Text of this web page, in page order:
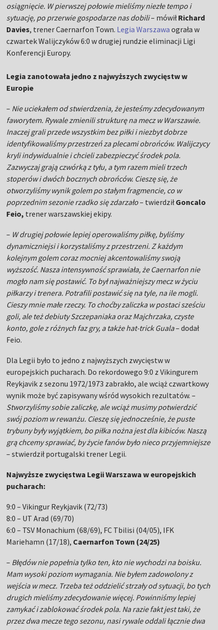
osiągnięcie. W pierwszej połowie mieliśmy niezłe tempo i
sytuację, po przerwie gospodarze nas dobili– mówiłRichard
Davies, trener Caernarfon Town. Legia Warszawa ograła w
czwartek Walijczyków 6:0 w drugiej rundzie eliminacji Ligi
Konferencji Europy.
Legia zanotowała jedno z najwyższych zwycięstw w
Europie
– Nie uciekałem od stwierdzenia, że jesteśmy zdecydowanym
faworytem. Rywale zmienili strukturę na mecz w Warszawie.
Inaczej grali przede wszystkim bez piłki i niezbyt dobrze
identyfikowaliśmy przestrzeń za plecami obrońców. Walijczycy
kryli indywidualnie i chcieli zabezpieczyć środek pola.
Zazwyczaj grają czwórką z tyłu, a tym razem mieli trzech
stoperów i dwóch bocznych obrońców. Cieszę się, że
otworzyliśmy wynik golem po stałym fragmencie, co w
poprzednim sezonie rzadko się zdarzało– twierdziłGoncalo
Feio, trener warszawskiej ekipy.
– W drugiej połowie lepiej operowaliśmy piłkę, byliśmy
dynamiczniejsi i korzystaliśmy z przestrzeni. Z każdym
kolejnym golem coraz mocniej akcentowaliśmy swoją
wyższość. Nasza intensywność sprawiała, że Caernarfon nie
mogło nam się postawić. To był najważniejszy mecz w życiu
piłkarzy i trenera. Potrafili postawić się na tyle, na ile mogli.
Cieszy mnie małe rzeczy. To choćby zaliczka w postaci sześciu
goli, ale też debiuty Szczepaniaka oraz Majchrzaka, czyste
konto, gole z różnych faz gry, a także hat-trick Guala– dodał
Feio.
Dla Legii było to jedno z najwyższych zwycięstw w
europejskich pucharach. Do rekordowego 9:0 z Vikingurem
Reykjavik z sezonu 1972/1973 zabrakło, ale wciąż czwartkowy
wynik może być zapisywany wśród wysokich rezultatów. –
Stworzyliśmy sobie zaliczkę, ale wciąż musimy potwierdzić
swój poziom w rewanżu. Cieszę się jednocześnie, że puste
trybuny były wyjątkiem, bo piłka nożna jest dla kibiców. Naszą
grą chcemy sprawiać, by życie fanów było nieco przyjemniejsze
– stwierdził portugalski trener Legii.
Najwyższe zwycięstwa Legii Warszawa w europejskich
pucharach:
9:0 – Vikingur Reykjavik (72/73)
8:0 – UT Arad (69/70)
6:0 – TSV Monachium (68/69), FC Tbilisi (04/05), IFK
Mariehamn (17/18), Caernarfon Town (24/25)
– Błędów nie popełnia tylko ten, kto nie wychodzi na boisku.
Mam wysoki poziom wymagania. Nie byłem zadowolony z
wejścia w mecz. Trzeba też oddzielić strzały od sytuacji, bo tych
drugich mieliśmy zdecydowanie więcej. Powinniśmy lepiej
zamykać i zablokować środek pola. Na razie fakt jest taki, że
przez dwa mecze tego sezonu, nasi rywale oddali łącznie dwa